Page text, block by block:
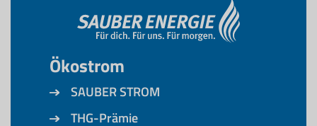
Ökostrom
SAUBER STROM
THG-Prämie